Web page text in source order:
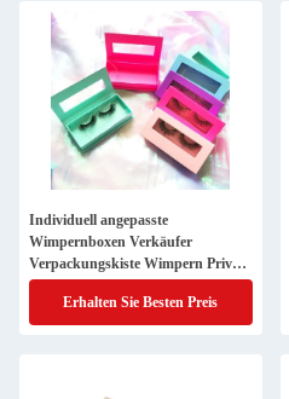
Individuell angepasste
Wimpernboxen Verkäufer
Verpackungskiste Wimpern Private
Label Pink Magnet Lash Box
Erhalten Sie Besten Preis